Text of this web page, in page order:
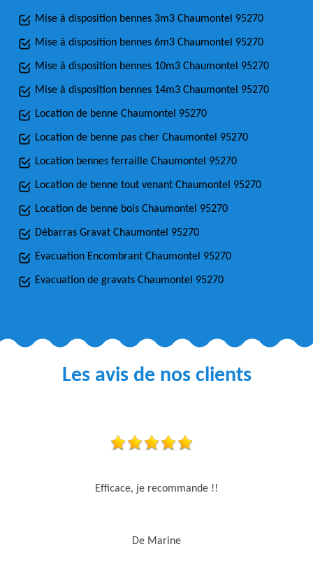
Mise à disposition bennes 3m3 Chaumontel 95270
Mise à disposition bennes 6m3 Chaumontel 95270
Mise à disposition bennes 10m3 Chaumontel 95270
Mise à disposition bennes 14m3 Chaumontel 95270
Location de benne Chaumontel 95270
Location de benne pas cher Chaumontel 95270
Location bennes ferraille Chaumontel 95270
Location de benne tout venant Chaumontel 95270
Location de benne bois Chaumontel 95270
Débarras Gravat Chaumontel 95270
Evacuation Encombrant Chaumontel 95270
Evacuation de gravats Chaumontel 95270
Les avis de nos clients
Efficace, je recommande !!
De Marine